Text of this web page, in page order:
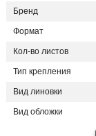
Бренд
Формат
Кол-во листов
Тип крепления
Вид линовки
Вид обложки